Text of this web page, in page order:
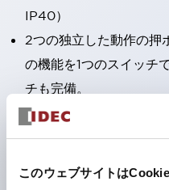
このウェブサイトは
IP40）
2つの独立した動作の押
の機能を1つのスイッチ
チも完備。
ワールドワイドなニー
1つで6色の役をこなす